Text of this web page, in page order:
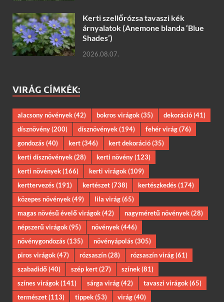
Kerti szellőrózsa tavaszi kék
árnyalatok (Anemone blanda ‘Blue
Shades’)
2026.08.07.
VIRÁG CÍMKÉK:
alacsony növények(42) bokros virágok(35) dekoráció(41)
dísznövény(200) dísznövények(194) fehér virág(76)
gondozás(40) kert(346) kert dekoráció(35)
kerti dísznövények(28) kerti növény(123)
kerti növények(166) kerti virágok(109)
kerttervezés(191) kertészet(738) kertészkedés(174)
közepes növények(49) lila virág(65)
magas növésű évelő virágok(42) nagyméretű növények(28)
népszerű virágok(95) növények(446)
növénygondozás(135) növényápolás(305)
piros virágok(47) rózsaszín(28) rózsaszín virág(61)
szabadidő(40) szép kert(27) színek(81)
színes virágok(141) sárga virág(42) tavaszi virágok(65)
természet(113) tippek(53) virág(40)